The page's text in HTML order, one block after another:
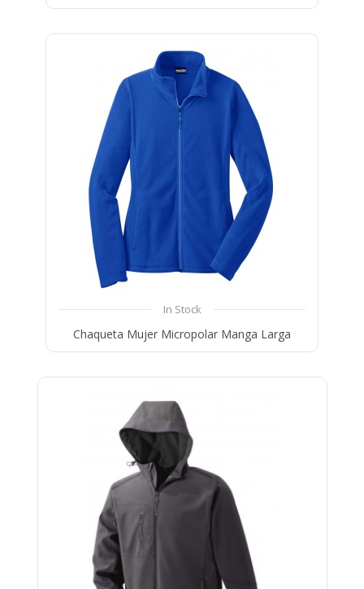
In Stock
Chaqueta Mujer Micropolar Manga Larga